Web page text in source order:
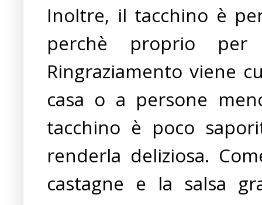
Inoltre, il tacchino è
perchè proprio
Ringraziamento viene
casa o a persone
tacchino è poco
renderla deliziosa.
castagne e la salsa